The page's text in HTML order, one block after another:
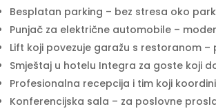
Besplatan parking – bez stresa oko
Punjač za električne automobile –
Lift koji povezuje garažu s restoranom
Smještaj u hotelu Integra za goste koji
Profesionalna recepcija i tim koji
Konferencijska sala – za poslovne